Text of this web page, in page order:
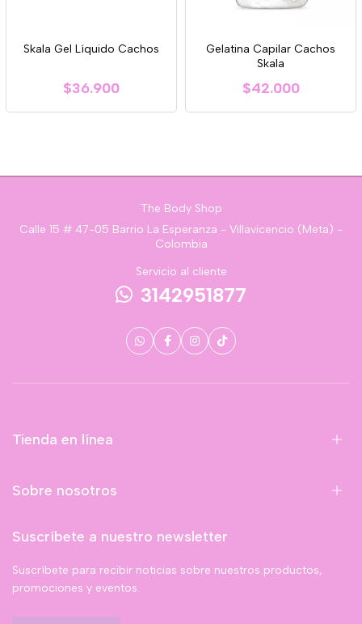
Skala Gel Líquido Cachos
$36.900
Gelatina Capilar Cachos
Skala
$42.000
The Body Shop
Calle 15 # 47-05 Barrio La Esperanza - Villavicencio (Meta) -
Colombia
Servicio al cliente
3142951877
Tienda en línea
Sobre nosotros
Suscríbete a nuestro newsletter
Suscríbete para recibir noticias sobre nuestros productos,
promociones y eventos.